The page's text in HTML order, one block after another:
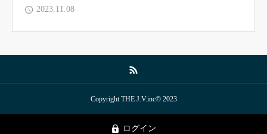
2023.11.08
Copyright THE J.V.inc© 2023
ログイン
Contact